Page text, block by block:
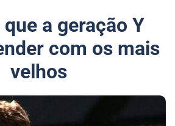
a geração Y
com os mais
velhos